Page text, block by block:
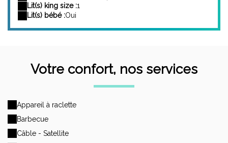
Lit(s) king size :1
Lit(s) bébé :Oui
Votre confort, nos services
Appareil à raclette
Barbecue
Câble - Satellite